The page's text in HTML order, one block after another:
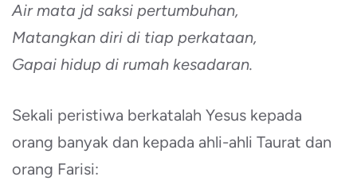
Air mata jd saksi pertumbuhan,
Matangkan diri di tiap perkataan,
Gapai hidup di rumah kesadaran.
Sekali peristiwa berkatalah Yesus kepada
orang banyak dan kepada ahli-ahli Taurat dan
orang Farisi: